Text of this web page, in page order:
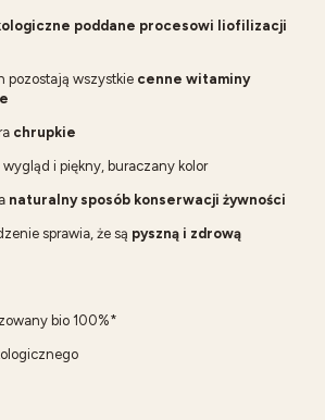
poddane procesowi liofilizacji
pozostają wszystkie cenne witaminy
chrupkie
i piękny, buraczany kolor
naturalny sposób konserwacji żywności
sprawia, że są pyszną i zdrową
bio 100%*